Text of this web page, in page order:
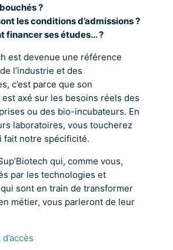
?
les conditions d’admissions ?
financer ses études… ?
est devenue une référence
l’industrie et des
c’est parce que son
axé sur les besoins réels des
ou des bio-incubateurs. En
laboratoires, vous toucherez
fait notre spécificité.
qui, comme vous,
par les technologies et
qui sont en train de transformer
métier, vous parleront de leur